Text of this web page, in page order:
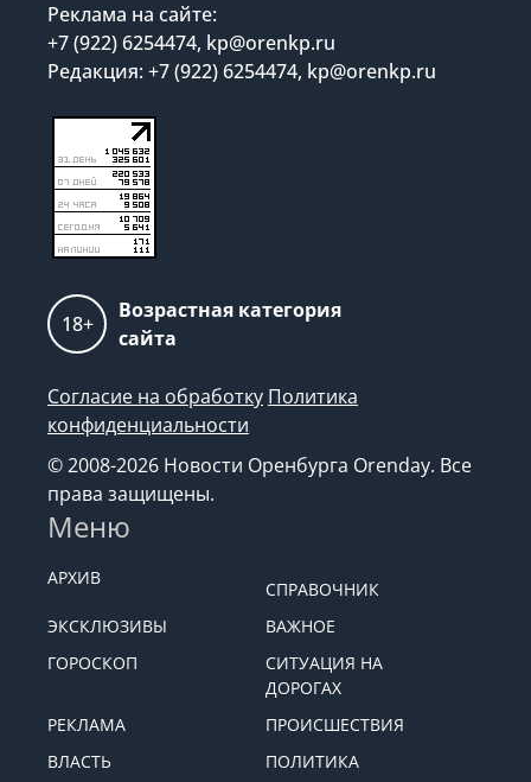
Реклама на сайте:
+7 (922) 6254474, kp@orenkp.ru
Редакция: +7 (922) 6254474, kp@orenkp.ru
18+
Возрастная категория
сайта
Согласие на обработку Политика
конфиденциальности
© 2008-2026 Новости Оренбурга Orenday. Все
права защищены.
Меню
АРХИВ
СПРАВОЧНИК
ЭКСКЛЮЗИВЫ
ВАЖНОЕ
ГОРОСКОП
СИТУАЦИЯ НА
ДОРОГАХ
РЕКЛАМА
ПРОИСШЕСТВИЯ
ВЛАСТЬ
ПОЛИТИКА